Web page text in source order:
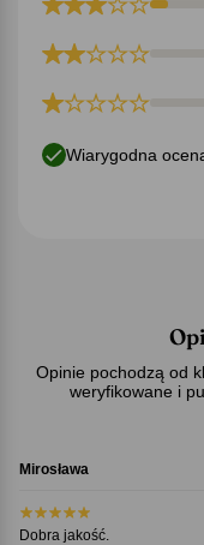
Wiarygodna
Opinie pochodzą od
weryfikowane i
Mirosława
Dobra jakość.